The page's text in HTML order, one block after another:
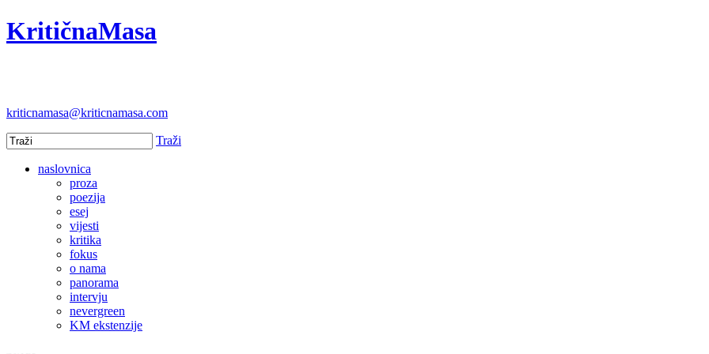
KritičnaMasa
kriticnamasa@kriticnamasa.com
Traži
naslovnica
proza
poezija
esej
vijesti
kritika
fokus
o nama
panorama
intervju
nevergreen
KM ekstenzije